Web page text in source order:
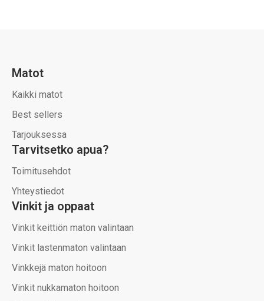
Matot
Kaikki matot
Best sellers
Tarjouksessa
Tarvitsetko apua?
Toimitusehdot
Yhteystiedot
Vinkit ja oppaat
Vinkit keittiön maton valintaan
Vinkit lastenmaton valintaan
Vinkkejä maton hoitoon
Vinkit nukkamaton hoitoon